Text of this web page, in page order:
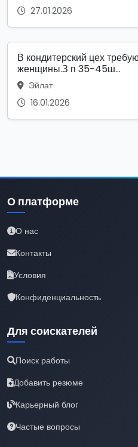
27.01.2026
В кондитерский цех
женщины.З п 35-45ш...
Эйлат
16.01.2026
О платформе
О нас
Контакты
Условия
Конфиденциальность
Для соискателей
Поиск работы
Добавить резюме
Карьерный блог
Частые вопросы